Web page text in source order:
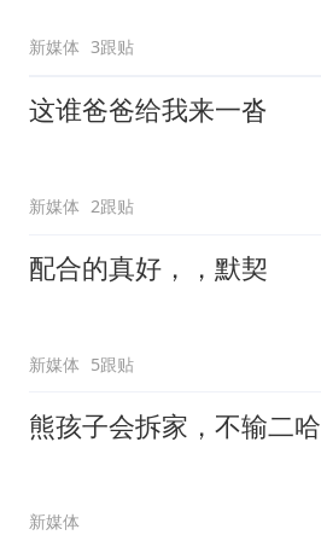
新媒体 3跟贴
这谁爸爸给我来一沓
新媒体 2跟贴
配合的真好，，默契
新媒体 5跟贴
熊孩子会拆家，不输二哈
新媒体